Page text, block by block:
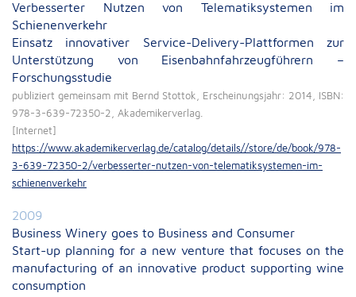
Verbesserter Nutzen von Telematiksystemen im
Schienenverkehr
Einsatz innovativer Service-Delivery-Plattformen zur
Unterstützung von Eisenbahnfahrzeugführern –
Forschungsstudie
publiziert gemeinsam mit Bernd Stottok, Erscheinungsjahr: 2014, ISBN:
978-3-639-72350-2, Akademikerverlag.
[Internet]
https://www.akademikerverlag.de/catalog/details//store/de/book/978-
3-639-72350-2/verbesserter-nutzen-von-telematiksystemen-im-
schienenverkehr
2009
Business Winery goes to Business and Consumer
Start-up planning for a new venture that focuses on the
manufacturing of an innovative product supporting wine
consumption